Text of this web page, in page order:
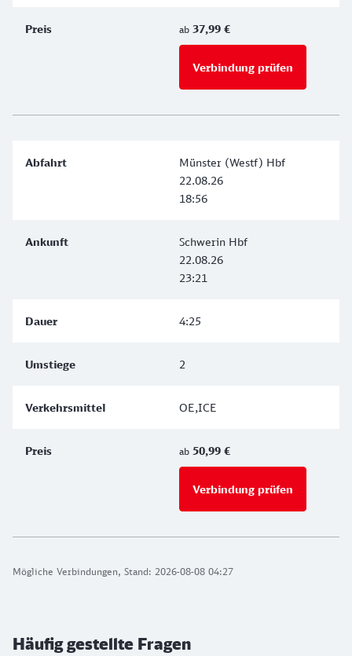
Mögliche Verbindungen, Stand: 2026-08-08 04:27
ab 37,99 €
Verbindung prüfen
Münster (Westf) Hbf
22.08.26
18:56
Schwerin Hbf
22.08.26
23:21
4:25
2
OE,ICE
ab 50,99 €
Verbindung prüfen
Häufig gestellte Fragen